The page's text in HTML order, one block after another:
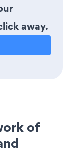
away.
of